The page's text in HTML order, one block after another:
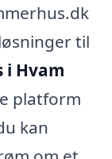
til
Hvam
platform
kan